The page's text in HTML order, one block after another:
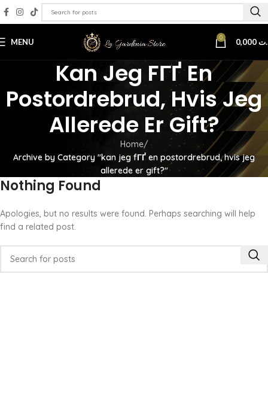
MENU 0
Kan Jeg FГҐ En
Postordrebrud, Hvis Jeg
Allerede Er Gift?
Home
Archive by Category "kan jeg fГҐ en postordrebrud, hvis jeg
allerede er gift?"
Nothing Found
Apologies, but no results were found. Perhaps searching will help
find a related post.